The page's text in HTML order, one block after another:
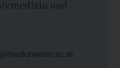
und